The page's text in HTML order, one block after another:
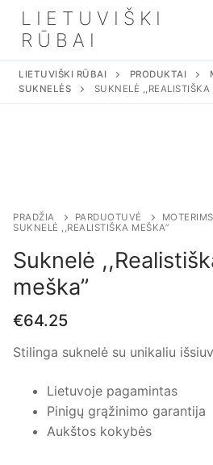
turinio
LIETUVIŠKI
RŪBAI
LIETUVIŠKI RŪBAI PRODUKTAI
SUKNELĖS
SUKNELĖ ,,REALISTIŠKA
PRADŽIA PARDUOTUVĖ MOTERIMS
SUKNELĖ ,,REALISTIŠKA MEŠKA”
Suknelė
meška”
€64.25
Stilinga suknelė su unikaliu
Lietuvoje pagamintas
Pinigų grąžinimo garantija
Aukštos kokybės